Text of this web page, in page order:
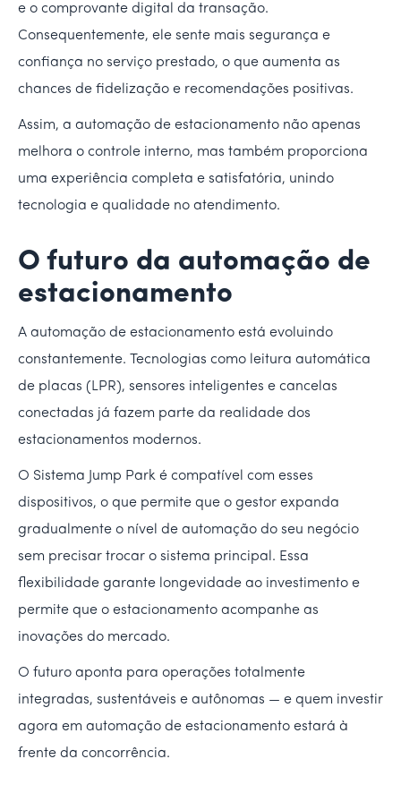
e o comprovante digital da transação.
Consequentemente, ele sente mais segurança e
confiança no serviço prestado, o que aumenta as
chances de fidelização e recomendações positivas.
Assim, a automação de estacionamento não apenas
melhora o controle interno, mas também proporciona
uma experiência completa e satisfatória, unindo
tecnologia e qualidade no atendimento.
O futuro da automação de
estacionamento
A automação de estacionamento está evoluindo
constantemente. Tecnologias como leitura automática
de placas (LPR), sensores inteligentes e cancelas
conectadas já fazem parte da realidade dos
estacionamentos modernos.
O Sistema Jump Park é compatível com esses
dispositivos, o que permite que o gestor expanda
gradualmente o nível de automação do seu negócio
sem precisar trocar o sistema principal. Essa
flexibilidade garante longevidade ao investimento e
permite que o estacionamento acompanhe as
inovações do mercado.
O futuro aponta para operações totalmente
integradas, sustentáveis e autônomas — e quem investir
agora em automação de estacionamento estará à
frente da concorrência.